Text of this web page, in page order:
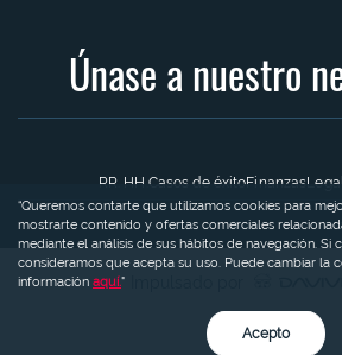
Únase a nuestro
RR. HH. Casos de éxitoFinanzasLegal
“Queremos contarte que utilizamos cookies para
mostrarte contenido y ofertas comerciales
mediante el análisis de sus hábitos de navegación. Si
consideramos que acepta su uso. Puede cambiar la
información aquí."
Acepto